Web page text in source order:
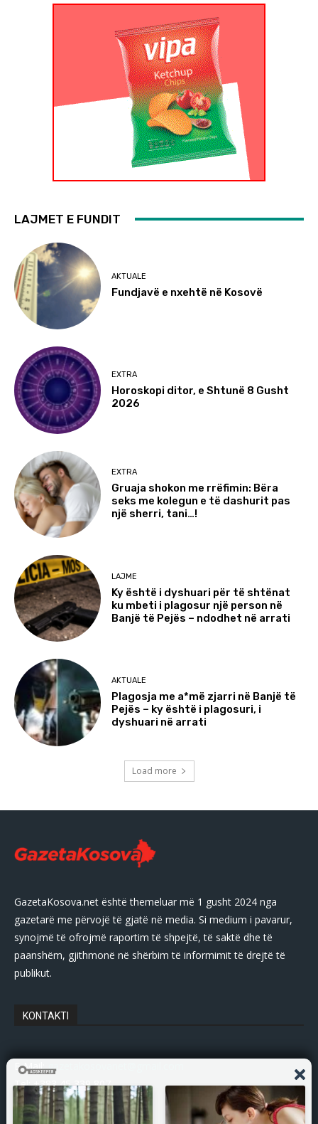
LAJMET E FUNDIT
AKTUALE
Fundjavë e nxehtë në Kosovë
EXTRA
Horoskopi ditor, e Shtunë 8 Gusht
2026
EXTRA
Gruaja shokon me rrëfimin: Bëra
seks me kolegun e të dashurit pas
një sherri, tani…!
LAJME
Ky është i dyshuari për të shtënat
ku mbeti i plagosur një person në
Banjë të Pejës – ndodhet në arrati
AKTUALE
Plagosja me a*më zjarri në Banjë të
Pejës – ky është i plagosuri, i
dyshuari në arrati
Load more
GazetaKosova.net është themeluar më 1 gusht 2024 nga
gazetarë me përvojë të gjatë në media. Si medium i pavarur,
synojmë të ofrojmë raportim të shpejtë, të saktë dhe të
paanshëm, gjithmonë në shërbim të informimit të drejtë të
publikut.
KONTAKTI
E-Mail:gazetakosovanet@gmail.com
Tel: +383 45 339 807